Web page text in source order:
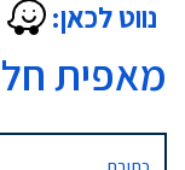
נווט לכאן:
מאפית